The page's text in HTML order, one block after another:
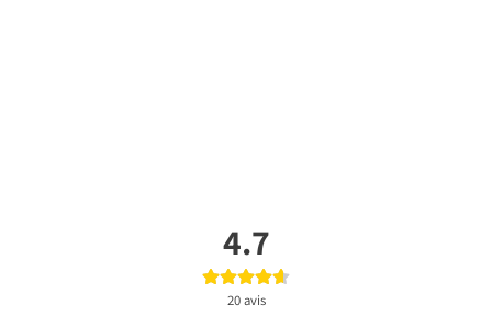
4.7
20 avis